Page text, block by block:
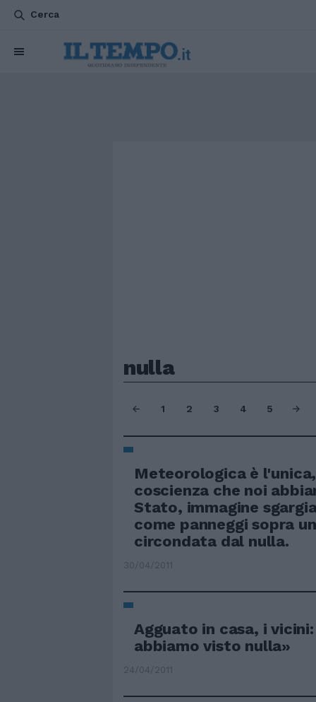
Cerca
nulla
1 2 3 4 5
Meteorologica è
coscienza che noi
Stato, immagine
come panneggi sopra
circondata dal nulla.
30/04/2011
Agguato in casa, i
abbiamo visto nulla»
24/04/2011